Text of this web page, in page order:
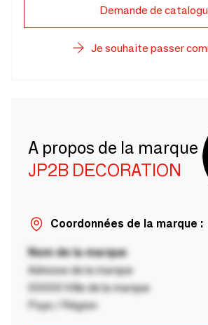
Demande de
Je souhaite passer
A propos de la marque
JP2B DECORATION
Coordonnées de la marque :
Nom de la marque
Adresse de la marque
00000 Ville de la marque
Pays / Région